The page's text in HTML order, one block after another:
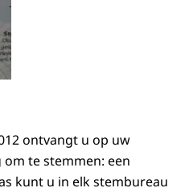
ontvangt u op uw
te stemmen: een
kunt u in elk stembureau